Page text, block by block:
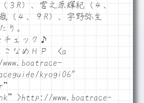
３R）、宮之原輝紀（４、
（４、９R）、宇野弥生
り。
チェック♪
こなめＨＰ <a
kyogi06″
www.boatrace-